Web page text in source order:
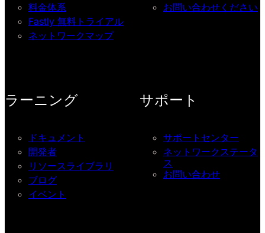
料金体系
Fastly 無料トライアル
ネットワークマップ
お問い合わせください
ラーニング
ドキュメント
開発者
リソースライブラリ
ブログ
イベント
サポート
サポートセンター
ネットワークステータ
ス
お問い合わせ